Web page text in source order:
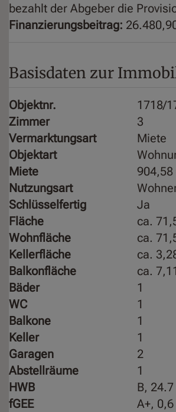
bezahlt der Abgeber die
Finanzierungsbeitrag:
Basisdaten zur
Objektnr.
1718/
Zimmer
3
Vermarktungsart
Miete
Objektart
Miete
904,58
Nutzungsart
Schlüsselfertig
Ja
Fläche
ca.
Wohnfläche ca.
Kellerfläche ca.
Balkonfläche ca.
Bäder
1
WC
1
Balkone
1
Keller
1
Garagen
2
Abstellräume
1
HWB
B,
fGEE
A+, 0,6